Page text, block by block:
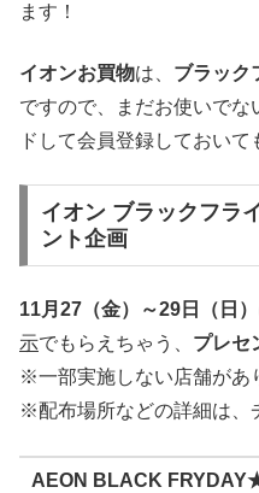
ます！
イオンお買物は、 ブラック
ですので、まだお使いで
ドして会員登録しておいて
イオン ブラックフラ
ント企画
11月27（金）～29日（日）
示でもらえちゃう、 プレセ
※一部実施しない店舗があ
※配布場所などの詳細は、
AEON BLACK